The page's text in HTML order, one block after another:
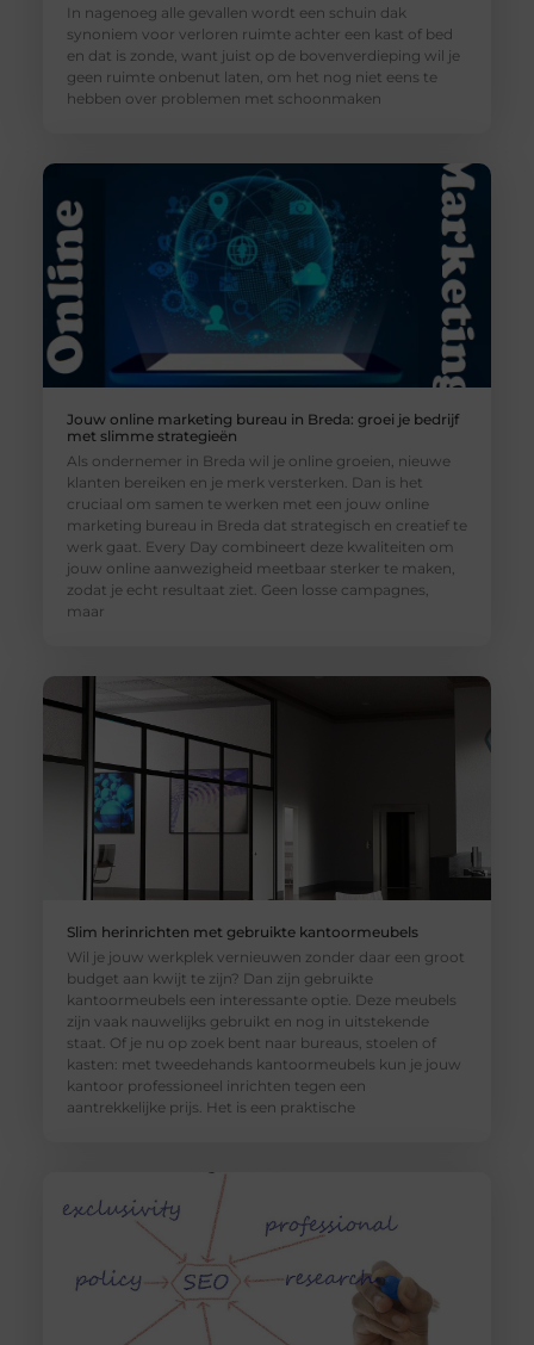
In nagenoeg alle gevallen wordt een schuin dak
synoniem voor verloren ruimte achter een kast of bed
en dat is zonde, want juist op de bovenverdieping wil je
geen ruimte onbenut laten, om het nog niet eens te
hebben over problemen met schoonmaken
Jouw online marketing bureau in Breda: groei je bedrijf
met slimme strategieën
Als ondernemer in Breda wil je online groeien, nieuwe
klanten bereiken en je merk versterken. Dan is het
cruciaal om samen te werken met een jouw online
marketing bureau in Breda dat strategisch en creatief te
werk gaat. Every Day combineert deze kwaliteiten om
jouw online aanwezigheid meetbaar sterker te maken,
zodat je echt resultaat ziet. Geen losse campagnes,
maar
Slim herinrichten met gebruikte kantoormeubels
Wil je jouw werkplek vernieuwen zonder daar een groot
budget aan kwijt te zijn? Dan zijn gebruikte
kantoormeubels een interessante optie. Deze meubels
zijn vaak nauwelijks gebruikt en nog in uitstekende
staat. Of je nu op zoek bent naar bureaus, stoelen of
kasten: met tweedehands kantoormeubels kun je jouw
kantoor professioneel inrichten tegen een
aantrekkelijke prijs. Het is een praktische